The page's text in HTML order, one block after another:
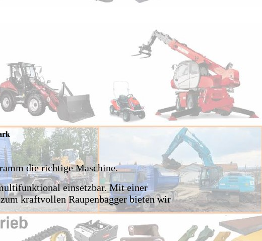
die richtige Maschine.
einsetzbar. Mit einer
kraftvollen Raupenbagger bieten wir